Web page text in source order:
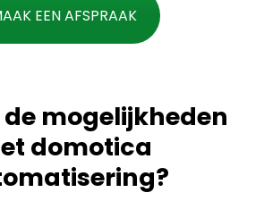
EEN AFSPRAAK
mogelijkheden
domotica